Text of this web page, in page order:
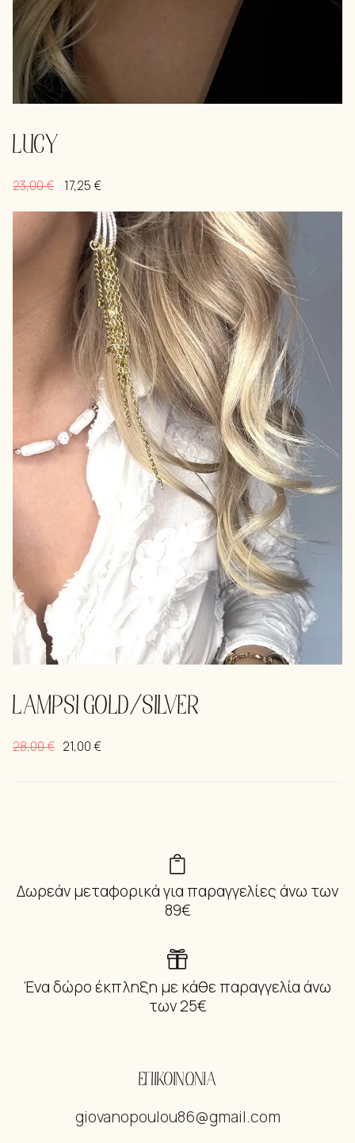
LUCY
23,00€ 17,25€
LAMPSI GOLD/SILVER
28,00€ 21,00€
Δωρεάν μεταφορικά για παραγγελίες άνω των
89€
Ένα δώρο έκπληξη με κάθε παραγγελία άνω
των 25€
ΕΠΙΚΟΙΝΩΝΙΑ
giovanopoulou86@gmail.com